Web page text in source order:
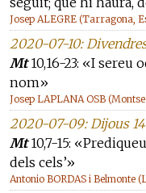
Josep ALEGRE (Tarragona,
2020-07-10:
Mt10,16-23: «I sereu
nom»
Josep LAPLANA OSB
2020-07-09: Dijous
Mt10,7-15:
dels cels’»
Antonio BORDAS i Belmonte